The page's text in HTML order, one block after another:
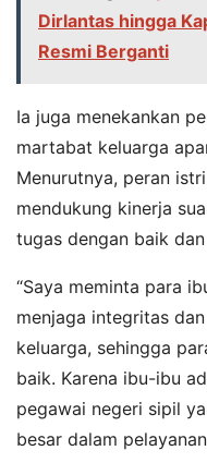
Dirlantas hingga
Resmi Berganti
Ia juga menekankan
martabat keluarga
Menurutnya, peran
mendukung kinerja
tugas dengan baik
“Saya meminta para
menjaga integritas
keluarga, sehingga
baik. Karena ibu-ibu
pegawai negeri sipil
besar dalam